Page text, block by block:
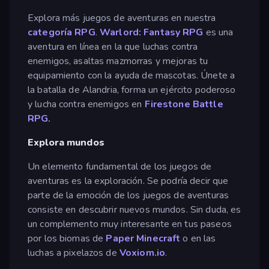
Explora más juegos de aventuras en nuestra
categoría RPG. Warlord: Fantasy RPG es una
aventura en línea en la que luchas contra
enemigos, asaltas mazmorras y mejoras tu
equipamiento con la ayuda de mascotas. Únete a
la batalla de Alandria, forma un ejército poderoso
y lucha contra enemigos en Firestone Battle
RPG.
Explora mundos
Un elemento fundamental de los juegos de
aventuras es la exploración. Se podría decir que
parte de la emoción de los juegos de aventuras
consiste en descubrir nuevos mundos. Sin duda, es
un complemento muy interesante en tus paseos
por los biomas de Paper Minecraft o en las
luchas a pixelazos de Voxiom.io.